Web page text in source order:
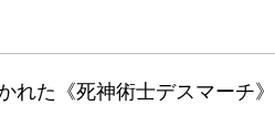
た《死神術士デスマーチ》